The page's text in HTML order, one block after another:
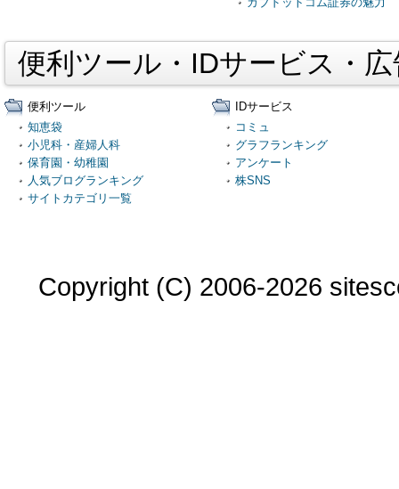
便利ツール・IDサービス・
便利ツール
知恵袋
小児科・産婦人科
保育園・幼稚園
人気ブログランキング
サイトカテゴリ一覧
IDサービス
コミュ
グラフランキング
アンケート
株SNS
Copyright (C) 2006-2026